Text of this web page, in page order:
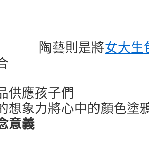
陶藝則是將女大生
供應孩子們
想象力將心中的顏色塗
意義